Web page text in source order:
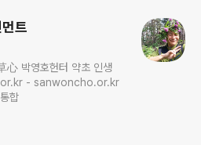
트
心 박영호헌터 약초 인생
합